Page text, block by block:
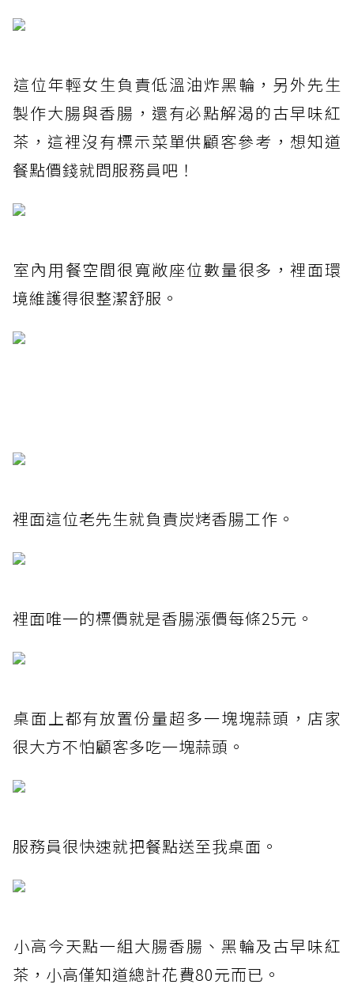
這位年輕女生負責低溫油炸黑輪，另外先生
製作大腸與香腸，還有必點解渴的古早味紅
茶，這裡沒有標示菜單供顧客參考，想知道
餐點價錢就問服務員吧！
室內用餐空間很寬敞座位數量很多，裡面環
境維護得很整潔舒服。
裡面這位老先生就負責炭烤香腸工作。
裡面唯一的標價就是香腸漲價每條25元。
桌面上都有放置份量超多一塊塊蒜頭，店家
很大方不怕顧客多吃一塊蒜頭。
服務員很快速就把餐點送至我桌面。
小高今天點一組大腸香腸、黑輪及古早味紅
茶，小高僅知道總計花費80元而已。